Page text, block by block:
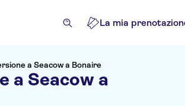
La mia
a Seacow a Bonaire
a Seacow a